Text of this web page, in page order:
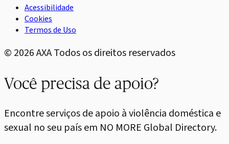
Acessibilidade
Cookies
Termos de Uso
© 2026AXA Todos os direitos reservados
Você precisa de apoio?
Encontre serviços de apoio à violência doméstica e
sexual no seu país em NO MORE Global Directory.